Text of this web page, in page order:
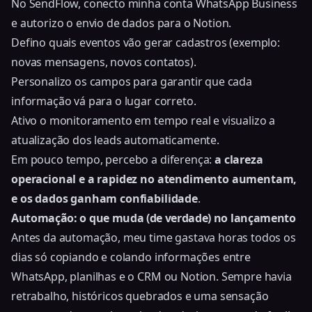
No SendFlow, conecto minha conta WhatsApp Business
e autorizo o envio de dados para o Notion.
Defino quais eventos vão gerar cadastros (exemplo:
novas mensagens, novos contatos).
Personalizo os campos para garantir que cada
informação vá para o lugar correto.
Ativo o monitoramento em tempo real e visualizo a
atualização dos leads automaticamente.
Em pouco tempo, percebo a diferença:a clareza
operacional e a rapidez no atendimento aumentam,
e os dados ganham confiabilidade.
Automação: o que muda (de verdade) no lançamento
Antes da automação, meu time gastava horas todos os
dias só copiando e colando informações entre
WhatsApp, planilhas e o CRM ou Notion. Sempre havia
retrabalho, históricos quebrados e uma sensação